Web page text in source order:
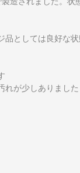
としては良好な状
れが少しありました